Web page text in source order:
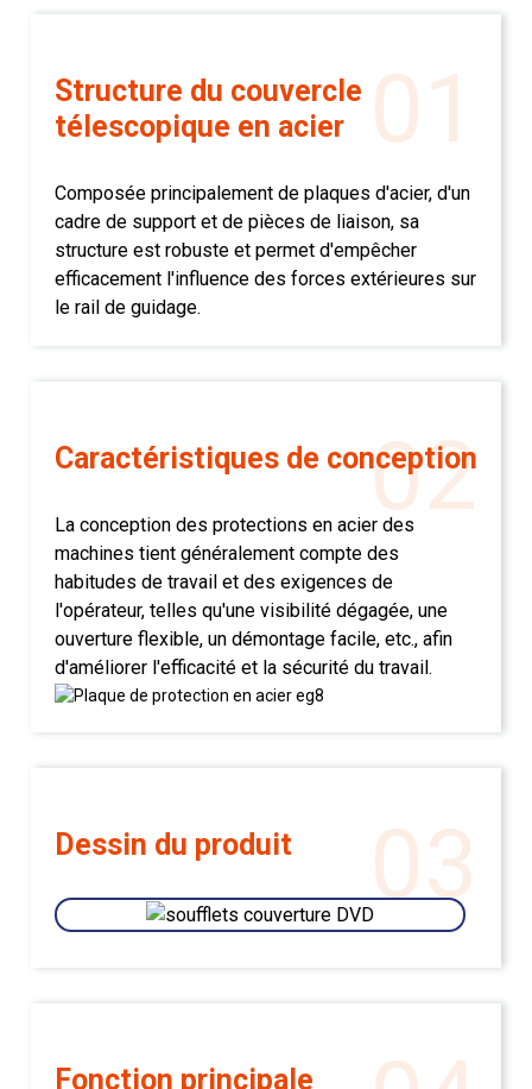
01
Structure du couvercle
télescopique en acier
Composée principalement de plaques d'acier, d'un
cadre de support et de pièces de liaison, sa
structure est robuste et permet d'empêcher
efficacement l'influence des forces extérieures sur
le rail de guidage.
02
Caractéristiques de conception
La conception des protections en acier des
machines tient généralement compte des
habitudes de travail et des exigences de
l'opérateur, telles qu'une visibilité dégagée, une
ouverture flexible, un démontage facile, etc., afin
d'améliorer l'efficacité et la sécurité du travail.
03
Dessin du produit
Fonction principale